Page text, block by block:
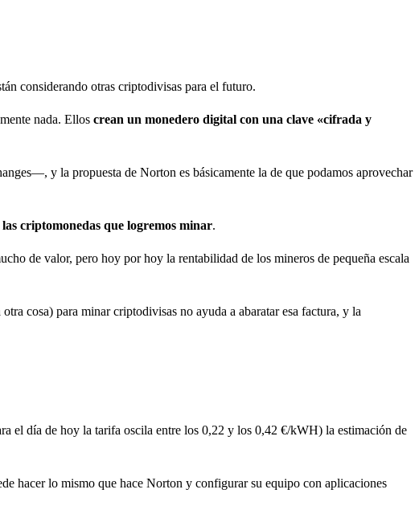
considerando otras criptodivisas para el futuro.
nada. Ellos crean un monedero digital con una clave «cifrada y
y la propuesta de Norton es básicamente la de que podamos aprovechar
criptomonedas que logremos minar.
de valor, pero hoy por hoy la rentabilidad de los mineros de pequeña escala
cosa) para minar criptodivisas no ayuda a abaratar esa factura, y la
el día de hoy la tarifa oscila entre los 0,22 y los 0,42 €/kWH) la estimación de
hacer lo mismo que hace Norton y configurar su equipo con aplicaciones